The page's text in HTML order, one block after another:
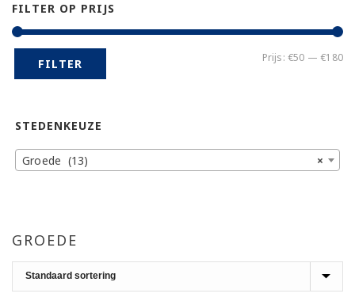
GROEDE
FILTER OP PRIJS
FILTER Prijs: €50 —€180
STEDENKEUZE
×
Groede (13)